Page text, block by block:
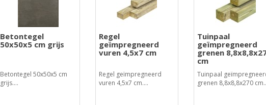
Betontegel
50x50x5 cm grijs
Betontegel 50x50x5 cm
grijs....
Regel
geïmpregneerd
vuren 4,5x7 cm
Regel geïmpregneerd
vuren 4,5x7 cm....
Tuinpaal
geïmpregneerd
grenen
cm
Tuinpaal
grenen 8,8x8,8x270